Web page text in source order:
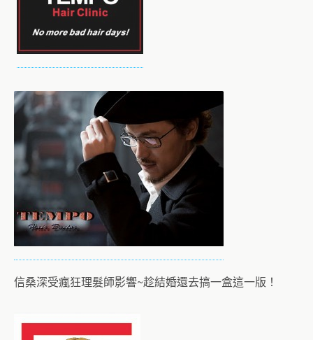
信桑深受瘋狂理髮師影響~趁結婚還去搞一盒這一版！